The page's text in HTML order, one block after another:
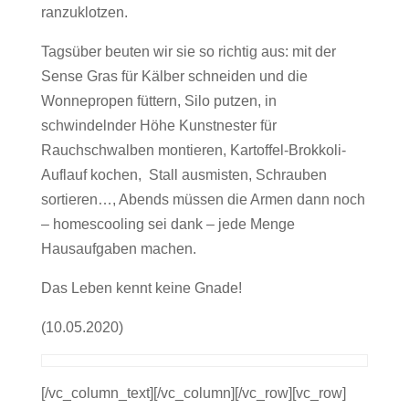
ranzuklotzen.
Tagsüber beuten wir sie so richtig aus: mit der
Sense Gras für Kälber schneiden und die
Wonnepropen füttern, Silo putzen, in
schwindelnder Höhe Kunstnester für
Rauchschwalben montieren, Kartoffel-Brokkoli-
Auflauf kochen, Stall ausmisten, Schrauben
sortieren…, Abends müssen die Armen dann noch
– homescooling sei dank – jede Menge
Hausaufgaben machen.
Das Leben kennt keine Gnade!
(10.05.2020)
[/vc_column_text][/vc_column][/vc_row][vc_row]